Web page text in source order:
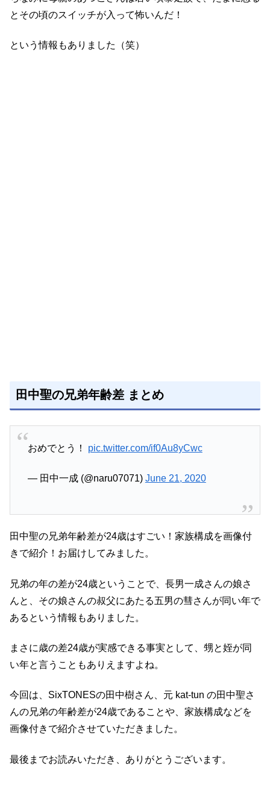
とその頃のスイッチが入って怖いんだ！
という情報もありました（笑）
田中聖の兄弟年齢差 まとめ
おめでとう！ pic.twitter.com/if0Au8yCwc
— 田中一成 (@naru07071) June 21, 2020
田中聖の兄弟年齢差が24歳はすごい！家族構成を画像付
きで紹介！お届けしてみました。
兄弟の年の差が24歳ということで、長男一成さんの娘さ
んと、その娘さんの叔父にあたる五男の彗さんが同い年で
あるという情報もありました。
まさに歳の差24歳が実感できる事実として、甥と姪が同
い年と言うこともありえますよね。
今回は、SixTONESの田中樹さん、元 kat-tun の田中聖さ
んの兄弟の年齢差が24歳であることや、家族構成などを
画像付きで紹介させていただきました。
最後までお読みいただき、ありがとうございます。